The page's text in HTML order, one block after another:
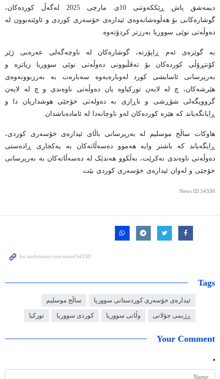
دیمەشق پاش ڕێککەوتنی 10ی مارچی 2025 لەگەڵ کوردەکان،
گوشارەکانی بۆ هەڵوەشانەوەی ئیدارەی خۆسەری کوردی و ئاوێتەبوون لە
دەوڵەتی نوێی سووریا بەرزتر کردۆتەوە.
بە گوێرەی ئەم ڕاپۆرتە، گوشارەکان لە ناوچەگەلی عەرەبی ژێر
کۆنتڕۆڵی کوردەکان بۆ تەڤڵبوونی دەوڵەتی نوێی سووریا زیاترە و
بەرپرسانی ئاسایشی کورد لەوبارەیەوە سەبارەت بە بەرزبوونەوەی
هێرشەکان، چ لە لایەن تورکیاوە یان دەوڵەتی ناوەندی و چ لە لایەن
گرووپگەلی شۆڕشی و ناڕازی بە دەولەتی خۆجێی هوشداریان دا و
ڕایانگەیاند کە هێزە کوردەکان لەو ناوچانەدا لە ئامادەباشدان.
هاوکات ساڵح موسلیم لە بەرپرسانی باڵای ئیدارەی خۆسەری کوردی،
ڕایگەیاند کە باشتر وایە هەموو دەسەڵاتەکان بە یەکجاری ڕادەستی
دەوڵەتی ناوەندی نەکرێت، بەڵکوو هەندێک لە دەسەڵاتەکان بە بەرپرسانی
خۆجێی و لەوان ئیدارەی خۆسەری کوردی بێت.
News ID 54330
Tags
ئیدارەی خۆسەری کوردستانی سووریا ساڵح موسلیم
ڕژیمی جۆلانی وڵاتی سووریا کوردی سووریا تورکیا
Your Comment